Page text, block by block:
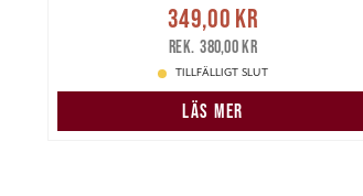
Nuvarande pris
Tidigare pris
349,00 kr
380,00 kr
TILLFÄLLIGT SLUT
LÄS MER